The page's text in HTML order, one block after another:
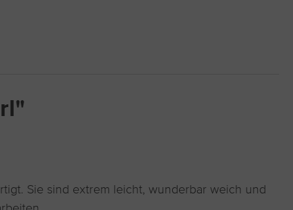
Sie sind extrem leicht, wunderbar weich und